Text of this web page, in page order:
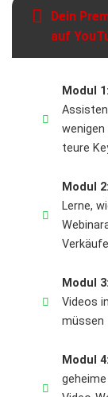
Dein
auf
Modul
teure
Modul
Lerne,
Modul
Videos
müssen
Modul